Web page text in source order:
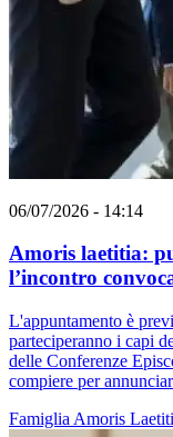
06/07/2026 - 14:14
Amoris laetitia:
l’incontro
L'appuntamento è
parteciperanno i capi
delle Conferenze
compiere per
Famiglia Amoris